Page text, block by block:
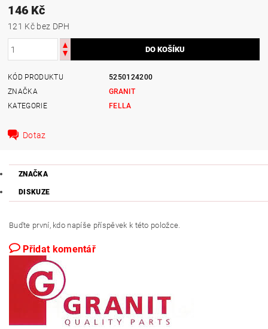
146 Kč
121 Kč bez DPH
KÓD PRODUKTU
5250124200
ZNAČKA
GRANIT
KATEGORIE
FELLA
Dotaz
ZNAČKA
DISKUZE
Buďte první, kdo napíše příspěvek k této položce.
Přidat komentář